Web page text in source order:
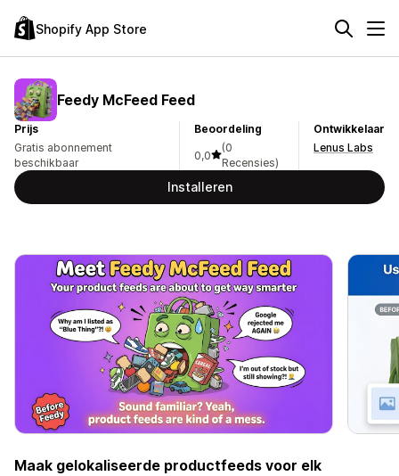
Shopify App Store
Feedy McFeed Feed
Prijs
Gratis abonnement
beschikbaar
Beoordeling
0,0
(0
Recensies)
Ontwikkelaar
Lenus Labs
Installeren
Maak gelokaliseerde productfeeds voor elk